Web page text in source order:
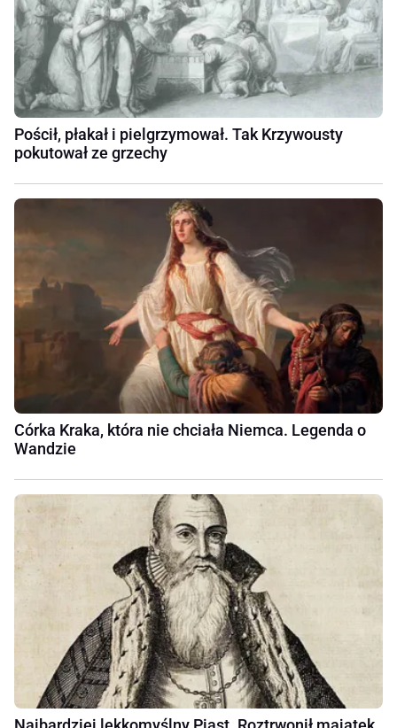
Pościł, płakał i pielgrzymował. Tak Krzywousty
pokutował ze grzechy
Córka Kraka, która nie chciała Niemca. Legenda o
Wandzie